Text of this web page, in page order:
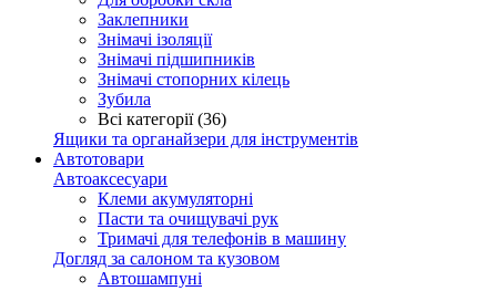
Заклепники
Знімачі ізоляції
Знімачі підшипників
Знімачі стопорних кілець
Зубила
Всі категорії (36)
Ящики та органайзери для інструментів
Автотовари
Автоаксесуари
Клеми акумуляторні
Пасти та очищувачі рук
Тримачі для телефонів в машину
Догляд за салоном та кузовом
Автошампуні